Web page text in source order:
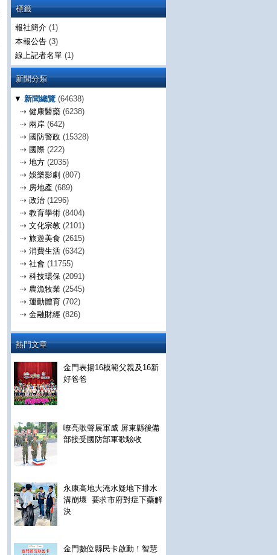
標籤
報社簡介 (1)
本報公告 (3)
線上記者名單 (1)
新聞分類
▼ 新聞總覽 (64638)
⇢ 健康醫藥 (6238)
⇢ 兩岸 (642)
⇢ 國防警政 (15328)
⇢ 國際 (222)
⇢ 地方 (2035)
⇢ 娛樂影劇 (807)
⇢ 房地產 (689)
⇢ 政治 (1296)
⇢ 教育學術 (8404)
⇢ 文化宗教 (2101)
⇢ 旅遊美食 (2615)
⇢ 消費生活 (6342)
⇢ 社會 (11755)
⇢ 科技環保 (2091)
⇢ 農漁牧業 (2545)
⇢ 運動體育 (702)
⇢ 金融財經 (826)
熱門文章
金門表揚16模範父親及16新
好爸爸
嘹亮歌聲展軍威 屏東縣後備
部接受國防部軍歌驗收
永康高地大淹水疑地下排水
溝崩壞 要求市府對症下藥解
決
金門數位縣民卡啟動！智慧